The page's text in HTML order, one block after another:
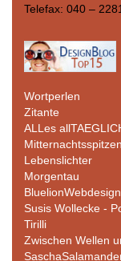
Telefax: 040 –
Wortperlen
Zitante
ALLes
Mitternachtsspitzen
Lebenslichter
Morgentau
Susis Wollecke -
Tirilli
Zwischen Wellen